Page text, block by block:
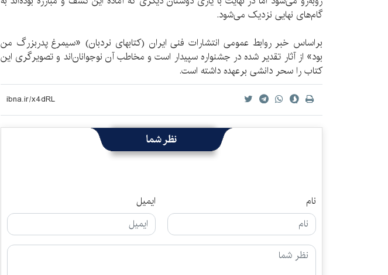
گام‌های نهایی نزدیک می‌شود.
براساس خبر روابط عمومی انتشارات فنی ایران (کتابهای نردبان) «سیمرغ پدربزرگ من
بود» از آثار تقدیر شده در جشنواره سپیدار است و مخاطب آن نوجوانان‌اند و تصویرگری این
کتاب را سحر دانشی برعهده داشته است.
نظر شما
نام ایمیل